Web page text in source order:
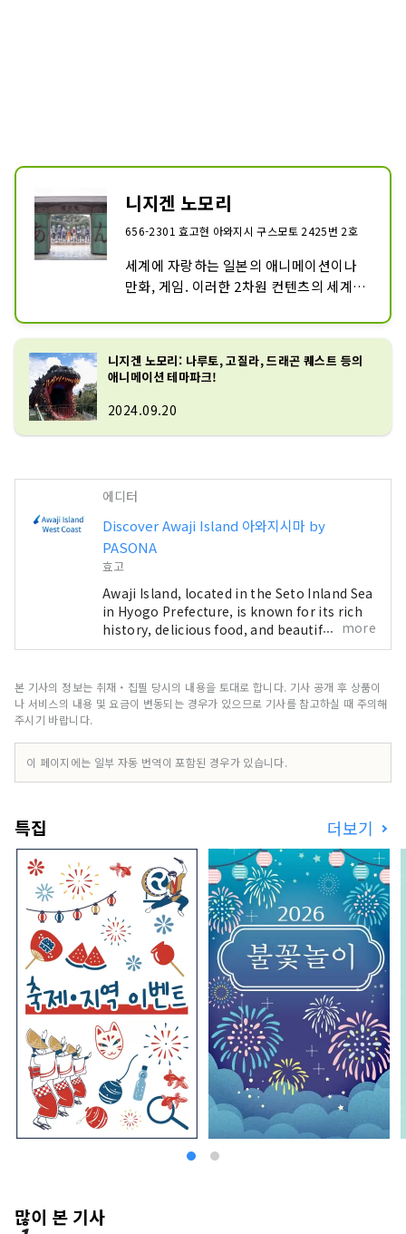
니지겐 노모리
656-2301 효고현 아와지시 구스모토 2425번 2호
세계에 자랑하는 일본의 애니메이션이나
만화, 게임. 이러한 2차원 컨텐츠의 세계관
수 있는 순일본산의 애니메이션 파크가 아
니다. 자연과 테크놀로지를 합쳐 작품 안으
랙션이나 액티비티가 가득. 여기 밖에없는
(SHINOBI-ZATO)」는, 대인기 닌자 애
니메이션 「NARUTO-나루토-」와,
「BORUTO-볼트- NARUTO NEXT
GENERATIONS」의 세계관을 테마로 한
「드래곤 퀘스트」의 세계를 리얼과 디지
털을 융합시켜 표현한, 필드 RPG 어트랙
「고질라 요격 작전」은, 아와지섬에 상륙
해, 고질라의 강대함과 박력을 마음껏 체감
할 수 있는 세계 유일의 엔터테인먼트 어트
랙션입니다. 「극장」「Zipline」「슈
「크레용 신짱 어드벤처 파크」에서는 애
슬레틱 「어퍼레! 전국 대모험」이나
Zipline 「챌린지!
니지겐 노모리: 나루토, 고질라, 드래곤 퀘스트 등의
애니메이션 테마파크!
2024.09.20
에디터
Discover Awaji Island 아와지시마 by
PASONA
효고
Awaji Island, located in the Seto Inland Sea
in Hyogo Prefecture, is known for its rich
history, delicious food, and beautiful
nature. Just one hour from Osaka, it offers
the Kansai Region. We are here to
introduce you to the beautiful spots on
events, theme parks, and much more. This
account is operated mainly as a PR effort
by Pasona Group.
more
본 기사의 정보는 취재・집필 당시의 내용을 토대로 합니다. 기사 공개 후 상품이
나 서비스의 내용 및 요금이 변동되는 경우가 있으므로 기사를 참고하실 때 주의해
주시기 바랍니다.
이 페이지에는 일부 자동 번역이 포함된 경우가 있습니다.
특집 더보기
많이 본 기사